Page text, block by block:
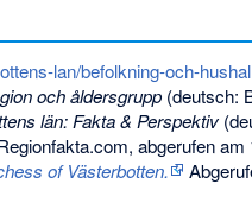
lan/befolkning-och-
och åldersgrupp (deutsch:
län: Fakta & Perspektiv
abgerufen
of Västerbotten.